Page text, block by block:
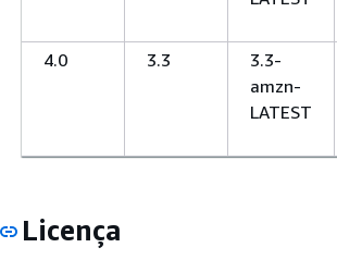
4.0
3.3
3.3-
amzn-
LATEST
Licença